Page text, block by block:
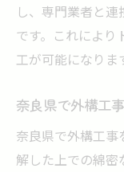
し、専門業者と
です。これにより
工が可能になりま
奈良県で外構工
奈良県で外構工
解した上での綿